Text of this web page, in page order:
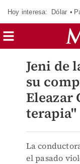
Hoy interesa: Dólar
Jeni de
su
Eleazar
terapia"
La
el pasado